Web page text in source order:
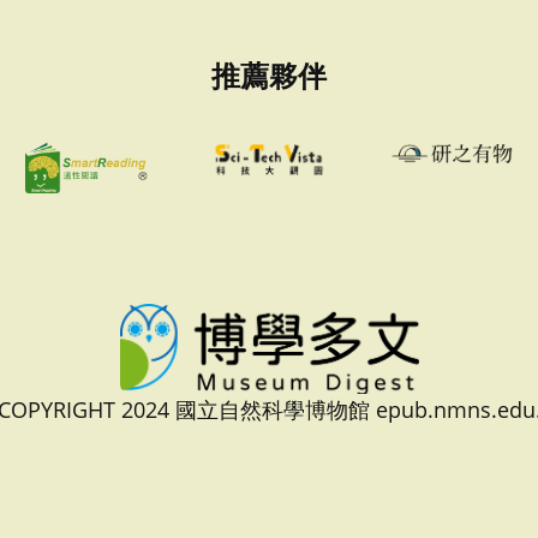
推薦夥伴
2024 國立自然科學博物館